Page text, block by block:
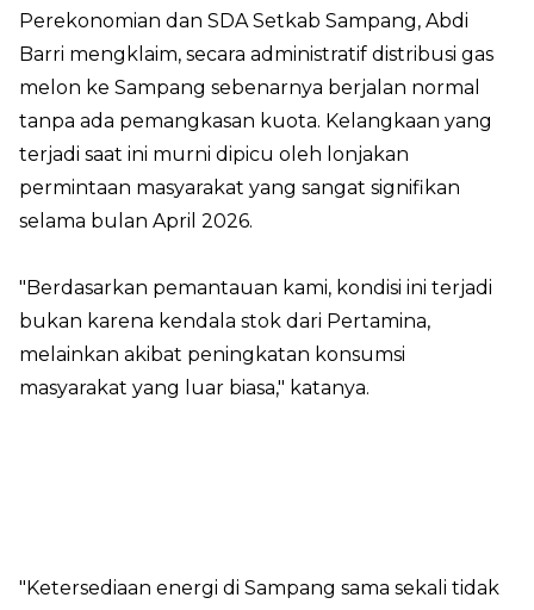
Perekonomian dan SDA Setkab Sampang, Abdi
Barri mengklaim, secara administratif distribusi gas
melon ke Sampang sebenarnya berjalan normal
tanpa ada pemangkasan kuota. Kelangkaan yang
terjadi saat ini murni dipicu oleh lonjakan
permintaan masyarakat yang sangat signifikan
selama bulan April 2026.
"Berdasarkan pemantauan kami, kondisi ini terjadi
bukan karena kendala stok dari Pertamina,
melainkan akibat peningkatan konsumsi
masyarakat yang luar biasa," katanya.
"Ketersediaan energi di Sampang sama sekali tidak